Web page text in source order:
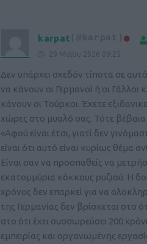
karpat
29 Μαΐου 2026 09:25
Δεν υπάρχει σχεδόν τίποτα σε
να κάνουν οι Γερμανοί ή οι
κάνουν οι Τούρκοι. Έχετε
χώρες στο μυαλό σας. Τότε
«Αφού είναι έτσι, γιατί δεν
είναι ότι αυτό είναι κυρίως
Είναι σαν να προσπαθείς να
εκατομμύρια κόκκους ρυζιού. Η
χρόνος δεν επαρκεί για να
της Γερμανίας δεν βρίσκεται στο
στο ότι έχει συσσωρεύσει 200
εμπειρίας και οργανωμένης